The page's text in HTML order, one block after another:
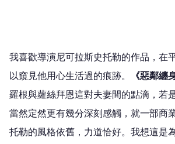
我喜歡導演尼可拉斯史托勒的作品，在
以窺見他用心生活過的痕跡。
《惡鄰纏
羅根與蘿絲拜恩這對夫妻間的點滴，若
當然定然更有幾分深刻感觸，就一部商
托勒的風格依舊，力道恰好。我想這是